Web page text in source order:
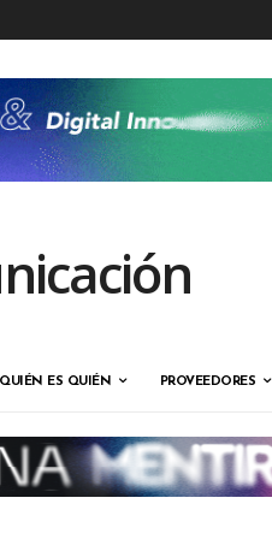
QUIÉN ES QUIÉN PROVEEDORES